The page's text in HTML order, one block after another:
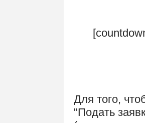
Для того,
"Подать